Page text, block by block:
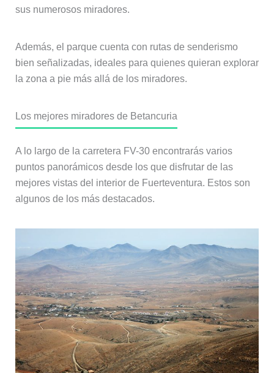
sus numerosos miradores.
Además, el parque cuenta con rutas de senderismo
bien señalizadas, ideales para quienes quieran explorar
la zona a pie más allá de los miradores.
Los mejores miradores de Betancuria
A lo largo de la carretera FV-30 encontrarás varios
puntos panorámicos desde los que disfrutar de las
mejores vistas del interior de Fuerteventura. Estos son
algunos de los más destacados.